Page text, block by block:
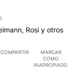
Rosi y otros
COMPARTIR
MARCAR
COMO
INAPROPIADO